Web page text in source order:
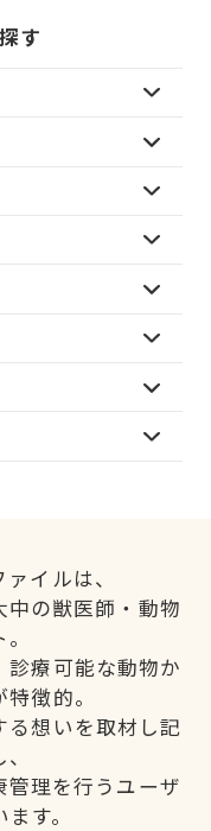
す
イルは、
の獣医師・動物
療可能な動物か
徴的。
る想いを取材し記
理を行うユーザ
す。